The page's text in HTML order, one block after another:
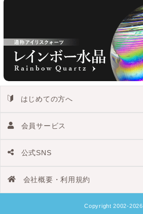
はじめての方へ
会員サービス
公式SNS
会社概要・利用規約
Copyright 2002-2026